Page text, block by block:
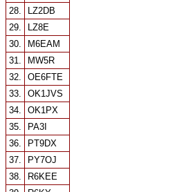
28.
LZ2DB
29.
LZ8E
30.
M6EAM
31.
MW5R
32.
OE6FTE
33.
OK1JVS
34.
OK1PX
35.
PA3I
36.
PT9DX
37.
PY7OJ
38.
R6KEE